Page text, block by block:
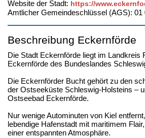
Website der Stadt: https://
Amtlicher Gemeindeschlüssel (AGS): 01
Beschreibung Eckernförde
Die Stadt Eckernförde liegt im Landkreis
Eckernförde des Bundeslandes
Die Eckernförder Bucht gehört zu den
der Ostseeküste Schleswig-Holsteins –
Ostseebad Eckernförde.
Nur wenige Autominuten von Kiel
lebendige Hafenstadt mit maritimem
einer entspannten Atmosphäre.